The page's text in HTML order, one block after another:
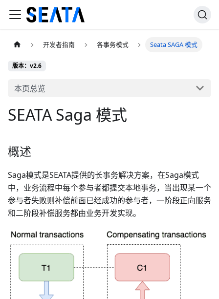
开发者指南 各事务模式 Seata SAGA 模式
版本：v2.6
本页总览
SEATA Saga 模式
概述
Saga模式是SEATA提供的长事务解决方案，在Saga模式
中，业务流程中每个参与者都提交本地事务，当出现某一个
参与者失败则补偿前面已经成功的参与者，一阶段正向服务
和二阶段补偿服务都由业务开发实现。